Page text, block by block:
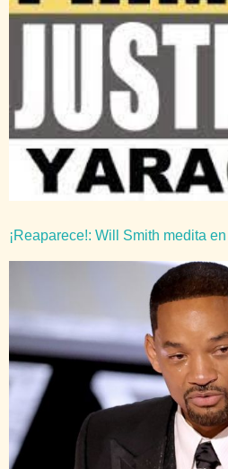
¡Reaparece!: Will Smith medita